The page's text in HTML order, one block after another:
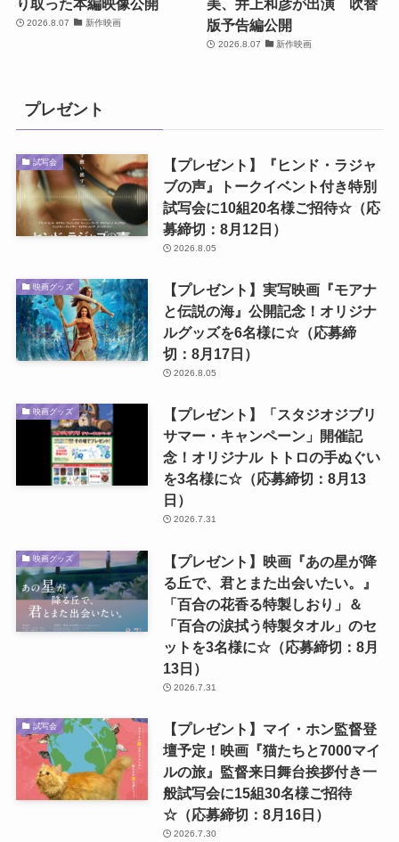
り取った本編映像公開
2026.8.07 新作映画
美、井上和彦が出演 吹替
版予告編公開
2026.8.07 新作映画
プレゼント
試写会
【プレゼント】『ヒンド・ラジャ
ブの声』トークイベント付き特別
試写会に10組20名様ご招待☆（応
募締切：8月12日）
2026.8.05
映画グッズ
【プレゼント】実写映画『モアナ
と伝説の海』公開記念！オリジナ
ルグッズを6名様に☆（応募締
切：8月17日）
2026.8.05
映画グッズ
【プレゼント】「スタジオジブリ
サマー・キャンペーン」開催記
念！オリジナル トトロの手ぬぐい
を3名様に☆（応募締切：8月13
日）
2026.7.31
映画グッズ
【プレゼント】映画『あの星が降
る丘で、君とまた出会いたい。』
「百合の花香る特製しおり」＆
「百合の涙拭う特製タオル」のセ
ットを3名様に☆（応募締切：8月
13日）
2026.7.31
試写会
【プレゼント】マイ・ホン監督登
壇予定！映画『猫たちと7000マイ
ルの旅』監督来日舞台挨拶付き一
般試写会に15組30名様ご招待
☆（応募締切：8月16日）
2026.7.30